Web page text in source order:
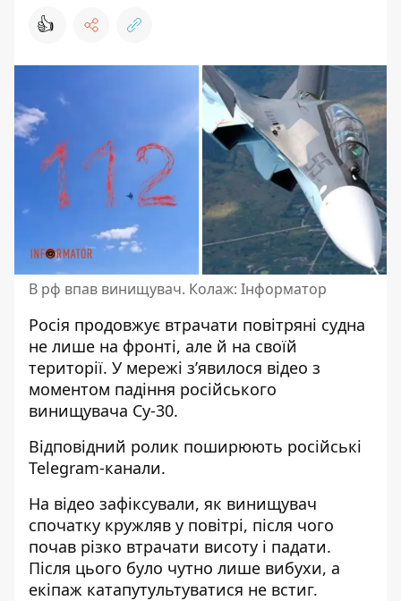
👍
В рф впав винищувач. Колаж: Інформатор
Росія продовжує втрачати повітряні судна
не лише на фронті, але й на своїй
території. У мережі з’явилося відео з
моментом падіння російського
винищувача Су-30.
Відповідний ролик поширюють російські
Telegram-канали.
На відео зафіксували, як винищувач
спочатку кружляв у повітрі, після чого
почав різко втрачати висоту і падати.
Після цього було чутно лише вибухи, а
екіпаж катапутультуватися не встиг.